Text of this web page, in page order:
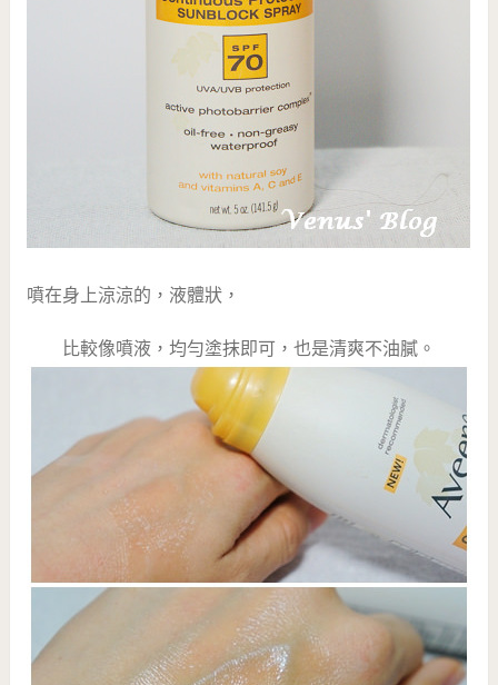
噴在身上涼涼的，液體狀，
比較像噴液，均勻塗抹即可，也是清爽不油膩。